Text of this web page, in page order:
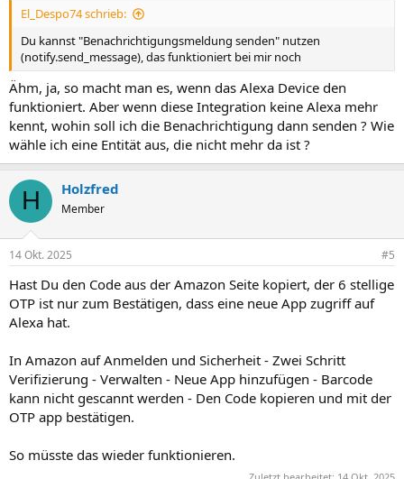
El_Despo74 schrieb:
Du kannst "Benachrichtigungsmeldung senden" nutzen
(notify.send_message), das funktioniert bei mir noch
Ähm, ja, so macht man es, wenn das Alexa Device den
funktioniert. Aber wenn diese Integration keine Alexa mehr
kennt, wohin soll ich die Benachrichtigung dann senden ? Wie
wähle ich eine Entität aus, die nicht mehr da ist ?
H Holzfred
Member
14 Okt. 2025 #5
Hast Du den Code aus der Amazon Seite kopiert, der 6 stellige
OTP ist nur zum Bestätigen, dass eine neue App zugriff auf
Alexa hat.
In Amazon auf Anmelden und Sicherheit - Zwei Schritt
Verifizierung - Verwalten - Neue App hinzufügen - Barcode
kann nicht gescannt werden - Den Code kopieren und mit der
OTP app bestätigen.
So müsste das wieder funktionieren.
Zuletzt bearbeitet: 14 Okt. 2025